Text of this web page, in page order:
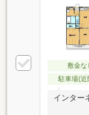
敷金な
駐車場(近
インター